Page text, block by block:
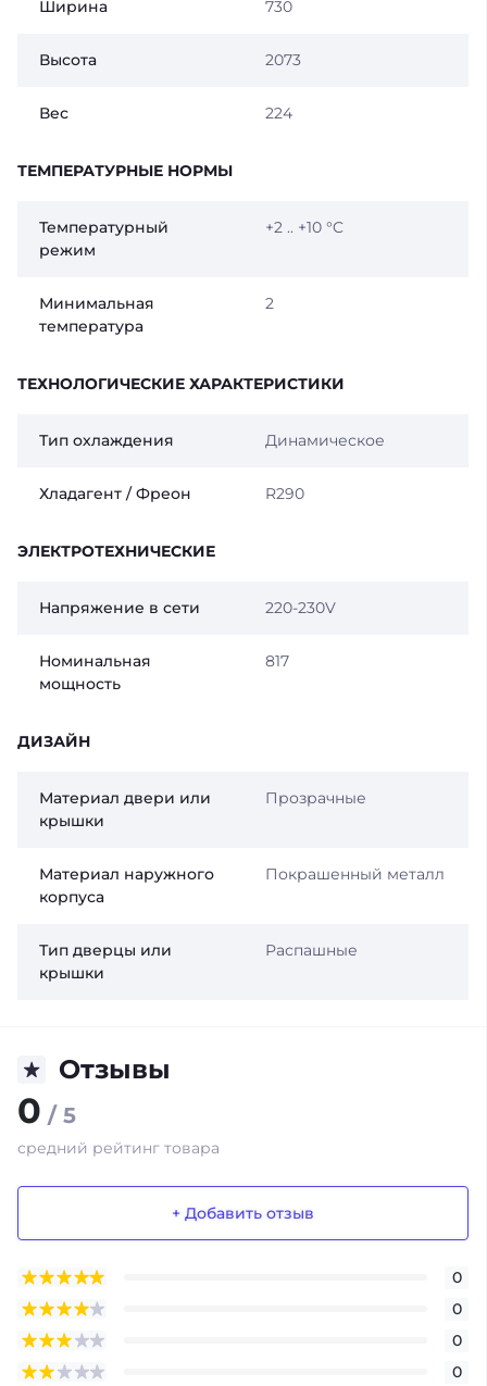
Ширина 730
Высота 2073
Вес 224
ТЕМПЕРАТУРНЫЕ НОРМЫ
Температурный
режим
+2 .. +10 °C
Минимальная
температура
2
ТЕХНОЛОГИЧЕСКИЕ ХАРАКТЕРИСТИКИ
Тип охлаждения Динамическое
Хладагент / Фреон R290
ЭЛЕКТРОТЕХНИЧЕСКИЕ
Напряжение в сети 220-230V
Номинальная
мощность
817
ДИЗАЙН
Материал двери или
крышки
Прозрачные
Материал наружного
корпуса
Покрашенный металл
Тип дверцы или
крышки
Распашные
Отзывы
0 / 5
средний рейтинг товара
+ Добавить отзыв
0
0
0
0